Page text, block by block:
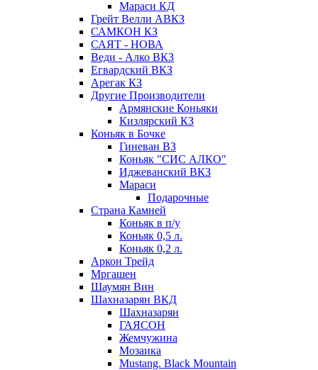
Мараси КД
Грейт Велли АВКЗ
САМКОН КЗ
САЯТ - НОВА
Веди - Алко ВКЗ
Егвардский ВКЗ
Арегак КЗ
Другие Производители
Армянские Коньяки
Кизлярский КЗ
Коньяк в Бочке
Гиневан ВЗ
Коньяк "СИС АЛКО"
Иджеванский ВКЗ
Мараси
Подарочные
Страна Камней
Коньяк в п/у
Коньяк 0,5 л.
Коньяк 0,2 л.
Аркон Трейд
Мргашен
Шаумян Вин
Шахназарян ВКД
Шахназарян
ГАЯСОН
Жемчужина
Мозаика
Mustang. Black Mountain